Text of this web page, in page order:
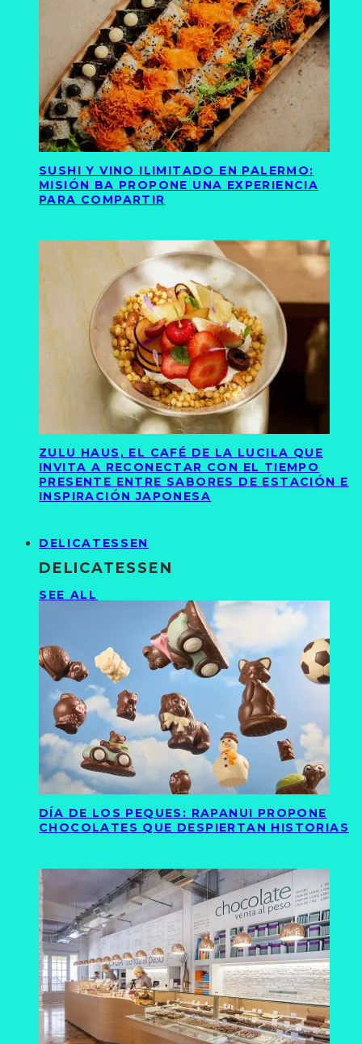
SUSHI Y VINO ILIMITADO EN PALERMO:
MISIÓN BA PROPONE UNA EXPERIENCIA
PARA COMPARTIR
ZULU HAUS, EL CAFÉ DE LA LUCILA QUE
INVITA A RECONECTAR CON EL TIEMPO
PRESENTE ENTRE SABORES DE ESTACIÓN E
INSPIRACIÓN JAPONESA
DELICATESSEN
DELICATESSEN
SEE ALL
DÍA DE LOS PEQUES: RAPANUI PROPONE
CHOCOLATES QUE DESPIERTAN HISTORIAS